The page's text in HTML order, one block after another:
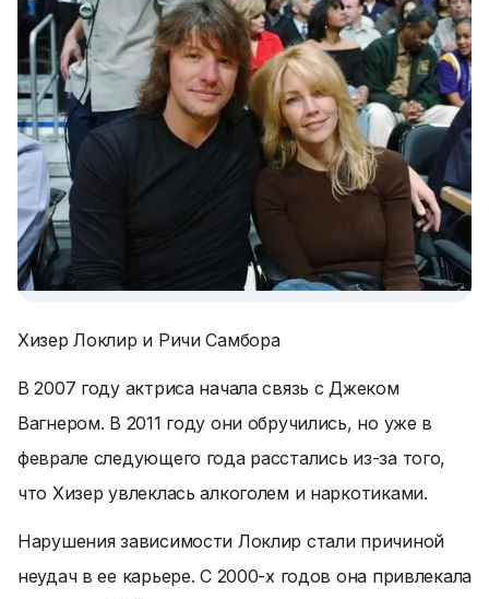
Хизер Локлир и Ричи Самбора
В 2007 году актриса начала связь с Джеком
Вагнером. В 2011 году они обручились, но уже в
феврале следующего года расстались из-за того,
что Хизер увлеклась алкоголем и наркотиками.
Нарушения зависимости Локлир стали причиной
неудач в ее карьере. С 2000-х годов она привлекала